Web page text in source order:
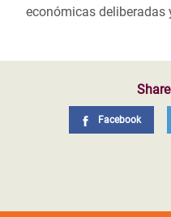
económicas deliberadas
Facebook